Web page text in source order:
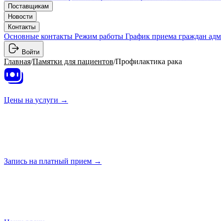
Поставщикам
Новости
Контакты
Основные контакты Режим работы График приема граждан
Войти
Главная/Памятки для пациентов/Профилактика рака
Цены на услуги →
Запись на платный прием →